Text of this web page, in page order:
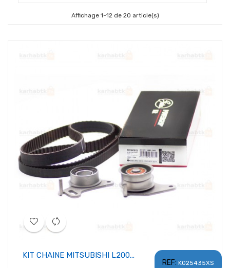
Affichage 1-12 de 20 article(s)
REF: K025435XS
KIT CHAINE MITSUBISHI L200...